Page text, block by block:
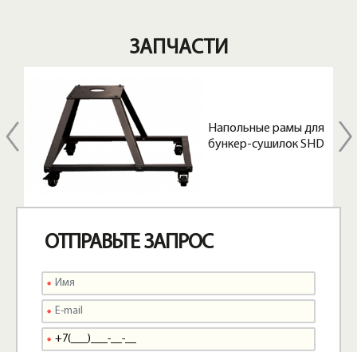
ЗАПЧАСТИ
Напольные рамы для
бункер-сушилок SHD
ОТПРАВЬТЕ ЗАПРОС